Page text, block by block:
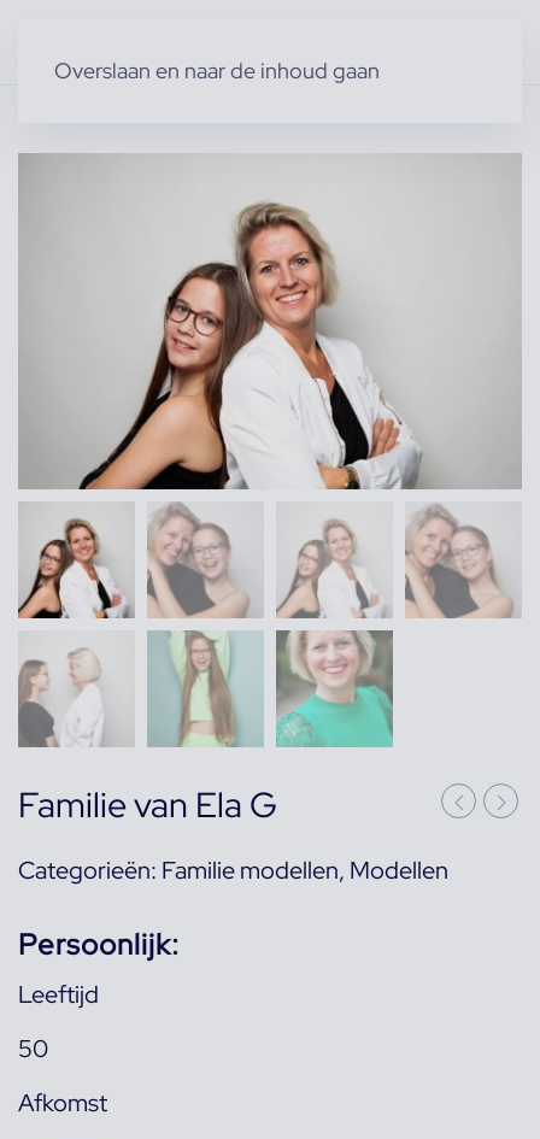
Overslaan en naar de inhoud gaan
Familie van Ela G
Categorieën: Familie modellen, Modellen
Persoonlijk:
Leeftijd
50
Afkomst